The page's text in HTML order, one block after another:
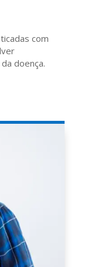
com
doença.